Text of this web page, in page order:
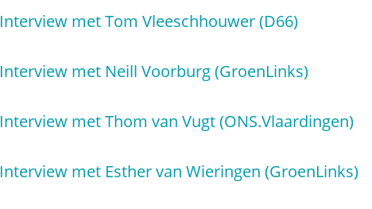
Interview met Tom Vleeschhouwer (D66)
Interview met Neill Voorburg (GroenLinks)
Interview met Thom van Vugt (ONS.Vlaardingen)
Interview met Esther van Wieringen (GroenLinks)